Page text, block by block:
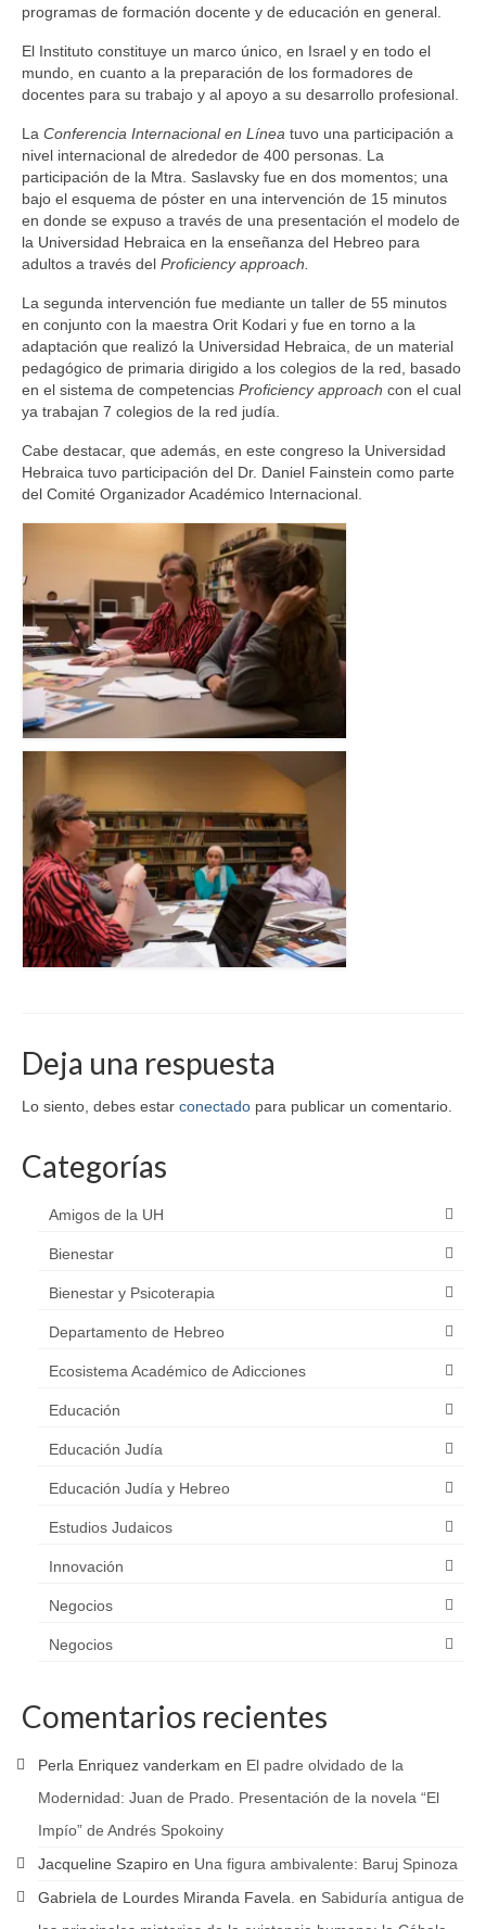
programas de formación docente y de educación en general.
El Instituto constituye un marco único, en Israel y en todo el ​​
mundo, en cuanto a la preparación de los formadores de
docentes para su trabajo y al apoyo a su desarrollo profesional.
La Conferencia Internacional en Línea tuvo una participación a
nivel internacional de alrededor de 400 personas. La
participación de la Mtra. Saslavsky fue en dos momentos; una
bajo el esquema de póster en una intervención de 15 minutos
en donde se expuso a través de una presentación el modelo de
la Universidad Hebraica en la enseñanza del Hebreo para
adultos a través del Proficiency approach.
La segunda intervención fue mediante un taller de 55 minutos
en conjunto con la maestra Orit Kodari y fue en torno a la
adaptación que realizó la Universidad Hebraica, de un material
pedagógico de primaria dirigido a los colegios de la red, basado
en el sistema de competencias Proficiency approach con el cual
ya trabajan 7 colegios de la red judía.
Cabe destacar, que además, en este congreso la Universidad
Hebraica tuvo participación del Dr. Daniel Fainstein como parte
del Comité Organizador Académico Internacional.
Deja una respuesta
Lo siento, debes estar conectado para publicar un comentario.
Categorías
Amigos de la UH
Bienestar
Bienestar y Psicoterapia
Departamento de Hebreo
Ecosistema Académico de Adicciones
Educación
Educación Judía
Educación Judía y Hebreo
Estudios Judaicos
Innovación
Negocios
Negocios
Comentarios recientes
Perla Enriquez vanderkam en El padre olvidado de la
Modernidad: Juan de Prado. Presentación de la novela “El
Impío” de Andrés Spokoiny
Jacqueline Szapiro en Una figura ambivalente: Baruj Spinoza
Gabriela de Lourdes Miranda Favela. en Sabiduría antigua de